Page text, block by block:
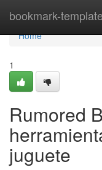
bookmark-template
Home
Home
1
Rumored
juguete